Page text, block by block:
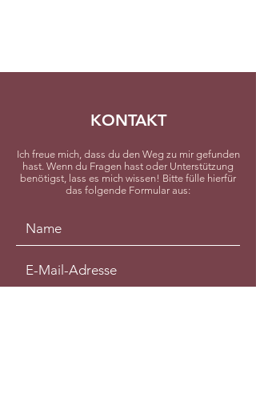
KONTAKT
Ich freue mich, dass du den Weg zu mir gefunden
hast. Wenn du Fragen hast oder Unterstützung
benötigst, lass es mich wissen! Bitte fülle hierfür
das folgende Formular aus: